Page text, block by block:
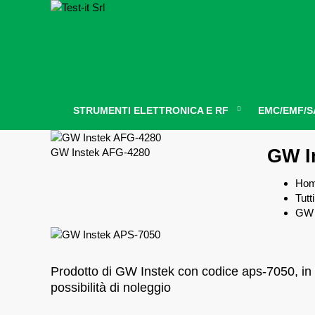
STRUMENTI ELETTRONICA E RF EMC/EMF/
GW Instek AFG-4280 GW
Prodotto di GW Instek con codice aps-7050,
possibilità di noleggio